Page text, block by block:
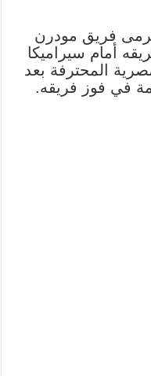
فريق مودرن
أمام سيراميكا
المحترفة بعد
في فوز فريقه.